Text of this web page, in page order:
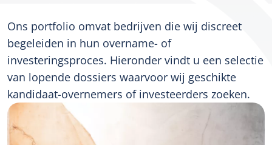
Ons portfolio omvat bedrijven die wij discreet
begeleiden in hun overname- of
investeringsproces. Hieronder vindt u een selectie
van lopende dossiers waarvoor wij geschikte
kandidaat-overnemers of investeerders zoeken.